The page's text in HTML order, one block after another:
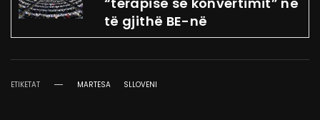
të gjithë BE-në
ETIKETAT MARTESA SLLOVENI